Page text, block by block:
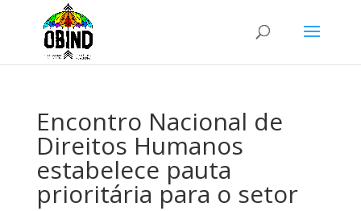
Encontro Nacional de
Direitos Humanos
estabelece pauta
prioritária para o setor